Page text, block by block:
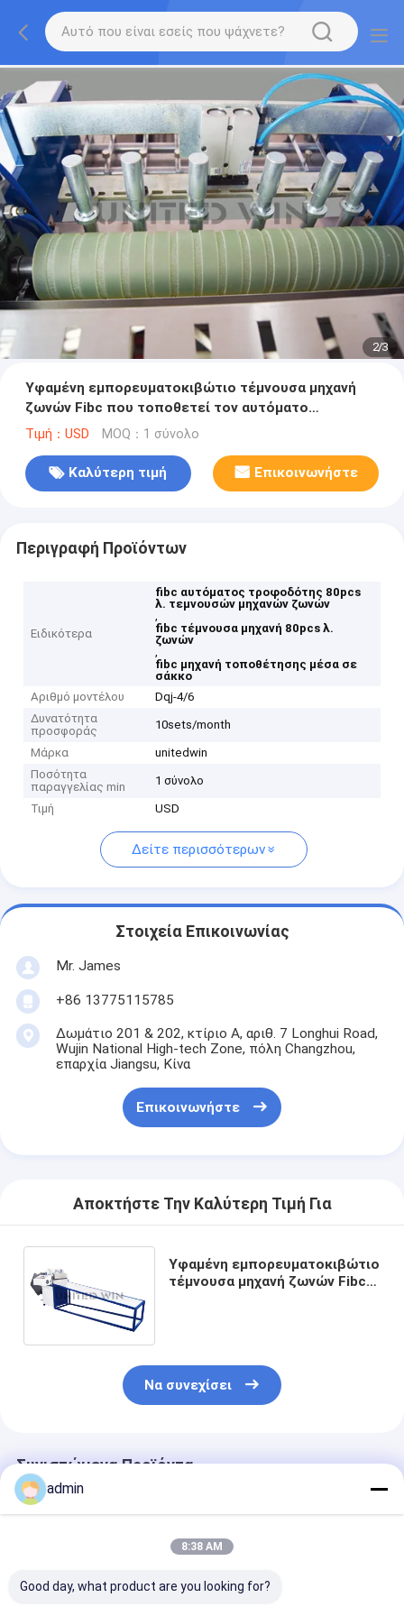
2/3
Υφαμένη εμπορευματοκιβώτιο τέμνουσα μηχανή
ζωνών Fibc που τοποθετεί τον αυτόματο
τροφοδότη 80pcs λ. σε σάκκο
Τιμή：USD MOQ：1 σύνολο
Καλύτερη τιμή Επικοινωνήστε
Περιγραφή Προϊόντων
Ειδικότερα
fibc αυτόματος τροφοδότης 80pcs
λ. τεμνουσών μηχανών ζωνών
,
fibc τέμνουσα μηχανή 80pcs λ.
ζωνών
,
fibc μηχανή τοποθέτησης μέσα σε
σάκκο
Αριθμό μοντέλου
Dqj-4/6
Δυνατότητα
προσφοράς
10sets/month
Μάρκα
unitedwin
Ποσότητα
παραγγελίας min
1 σύνολο
Τιμή USD
Δείτε περισσότερων
Στοιχεία Επικοινωνίας
Mr. James
+86 13775115785
Δωμάτιο 201 & 202, κτίριο Α, αριθ. 7 Longhui Road,
Wujin National High-tech Zone, πόλη Changzhou,
επαρχία Jiangsu, Κίνα
Επικοινωνήστε
Αποκτήστε Την Καλύτερη Τιμή Για
Υφαμένη εμπορευματοκιβώτιο
τέμνουσα μηχανή ζωνών Fibc
Να συνεχίσει
Συνιστώμενα Προϊόντα
admin
8:38 AM
Good day, what product are you looking for?